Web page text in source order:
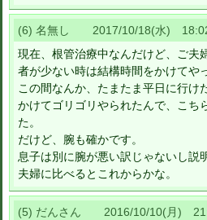
(6) 名無し 2017/10/18(水)
現在、根管治療中なんだけど、ご夫
者が少ない時は結構時間をかけてや
この間なんか、たまたま平日に行け
かけてゴリゴリやられたんで、こち
た。
だけど、腕も確かです。
息子は別に腕が悪い訳じゃないし説
夫婦に比べるとこれからかな。
(5) だんさん 2016/10/10(月)